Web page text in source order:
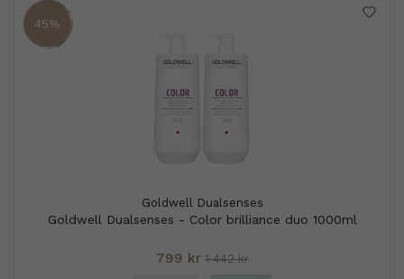
45%
Goldwell Dualsenses
Goldwell Dualsenses - Color brilliance duo 1000ml
799 kr 1 442 kr